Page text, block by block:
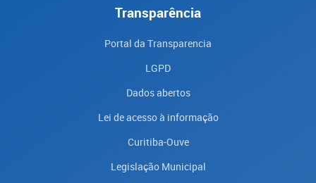
Transparência
Portal da Transparencia
LGPD
Dados abertos
Lei de acesso à informação
Curitiba-Ouve
Legislação Municipal